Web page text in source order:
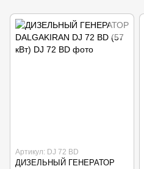
Артикул: DJ 72 BD
ДИЗЕЛЬНЫЙ ГЕНЕРАТОР